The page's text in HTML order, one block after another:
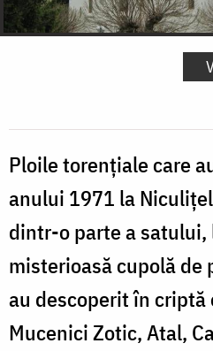
Ploile torențiale care
anului 1971 la
dintr-o parte a satului,
misterioasă cupolă de
au descoperit în
Mucenici Zotic, Atal,